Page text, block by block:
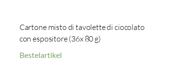
Cartone misto di tavolette di ciocolato
con espositore (36x 80 g)
Bestelartikel